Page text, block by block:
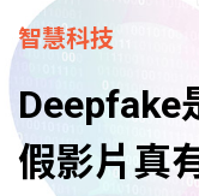
智慧科技
Deepfake
假影片真